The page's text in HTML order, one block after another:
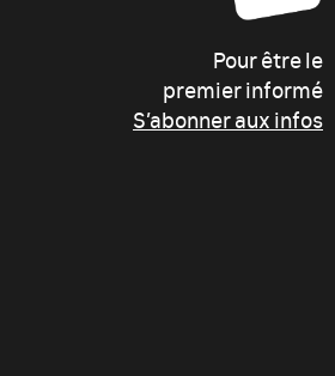
Pour être le
premier informé
S’abonner aux infos